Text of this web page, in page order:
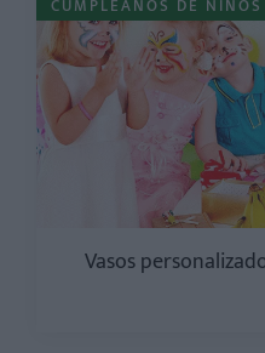
CUMPLEAÑOS DE NIÑOS
Vasos